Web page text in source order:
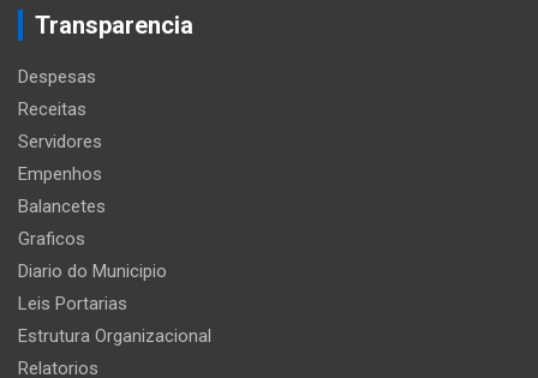
Transparencia
Despesas
Receitas
Servidores
Empenhos
Balancetes
Graficos
Diario do Municipio
Leis Portarias
Estrutura Organizacional
Relatorios